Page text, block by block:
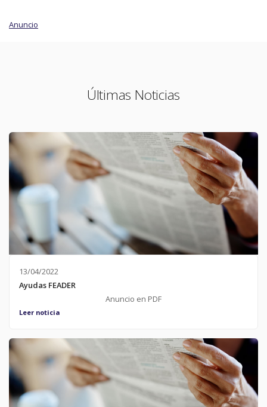
Anuncio
Últimas Noticias
13/04/2022
Ayudas FEADER
Anuncio en PDF
Leer noticia